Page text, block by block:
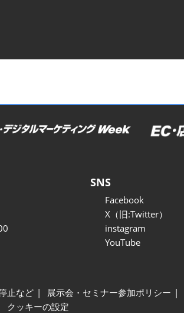
SNS
Facebook
X（旧:Twitter）
instagram
YouTube
止など 展示会・セミナー参加ポリシー
クッキーの設定